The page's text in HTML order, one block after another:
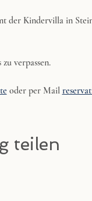
der Kindervilla in
verpassen.
oder per Mail
teilen